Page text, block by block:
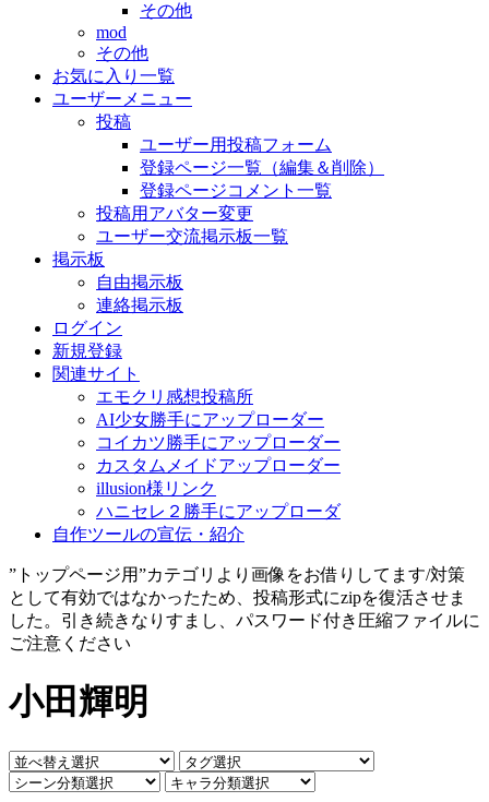
その他
mod
その他
お気に入り一覧
ユーザーメニュー
投稿
ユーザー用投稿フォーム
登録ページ一覧（編集＆削除）
登録ページコメント一覧
投稿用アバター変更
ユーザー交流掲示板一覧
掲示板
自由掲示板
連絡掲示板
ログイン
新規登録
関連サイト
エモクリ感想投稿所
AI少女勝手にアップローダー
コイカツ勝手にアップローダー
カスタムメイドアップローダー
illusion様リンク
ハニセレ２勝手にアップローダ
自作ツールの宣伝・紹介
”トップページ用”カテゴリより画像をお借りしてます/対策
として有効ではなかったため、投稿形式にzipを復活させま
した。引き続きなりすまし、パスワード付き圧縮ファイルに
ご注意ください
小田輝明